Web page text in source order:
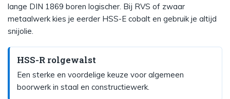
lange DIN 1869 boren logischer. Bij RVS of zwaar
metaalwerk kies je eerder HSS-E cobalt en gebruik je altijd
snijolie.
HSS-R rolgewalst
Een sterke en voordelige keuze voor algemeen
boorwerk in staal en constructiewerk.